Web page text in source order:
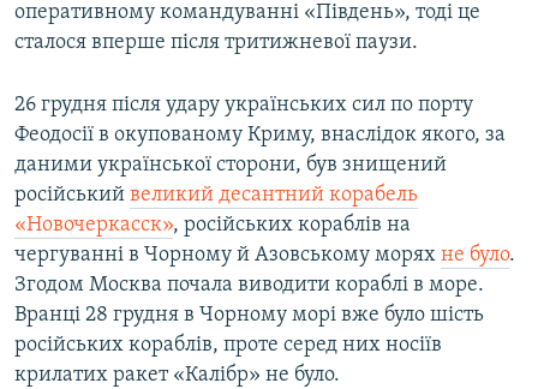
оперативному командуванні «Південь», тоді це
сталося вперше після тритижневої паузи.
26 грудня після удару українських сил по порту
Феодосії в окупованому Криму, внаслідок якого, за
даними української сторони, був знищений
російський великий десантний корабель
«Новочеркасск», російських кораблів на
чергуванні в Чорному й Азовському морях не було.
Згодом Москва почала виводити кораблі в море.
Вранці 28 грудня в Чорному морі вже було шість
російських кораблів, проте серед них носіїв
крилатих ракет «Калібр» не було.